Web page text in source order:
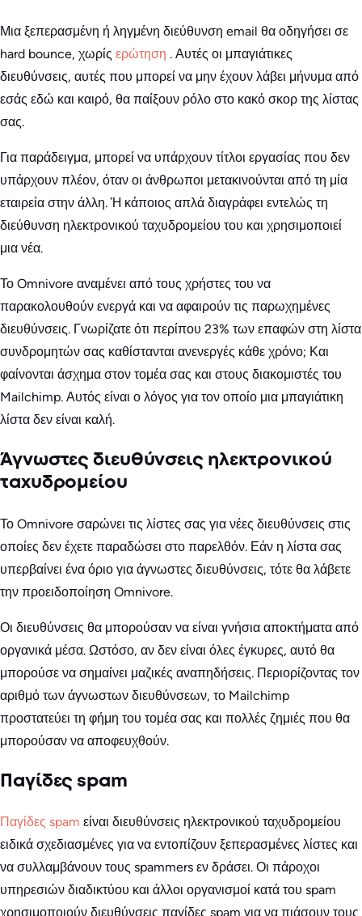
Μια ξεπερασμένη ή ληγμένη διεύθυνση email θα οδηγήσει σε
hard bounce, χωρίς ερώτηση . Αυτές οι μπαγιάτικες
διευθύνσεις, αυτές που μπορεί να μην έχουν λάβει μήνυμα από
εσάς εδώ και καιρό, θα παίξουν ρόλο στο κακό σκορ της λίστας
σας.
Για παράδειγμα, μπορεί να υπάρχουν τίτλοι εργασίας που δεν
υπάρχουν πλέον, όταν οι άνθρωποι μετακινούνται από τη μία
εταιρεία στην άλλη. Ή κάποιος απλά διαγράφει εντελώς τη
διεύθυνση ηλεκτρονικού ταχυδρομείου του και χρησιμοποιεί
μια νέα.
Το Omnivore αναμένει από τους χρήστες του να
παρακολουθούν ενεργά και να αφαιρούν τις παρωχημένες
διευθύνσεις. Γνωρίζατε ότι περίπου 23% των επαφών στη λίστα
συνδρομητών σας καθίστανται ανενεργές κάθε χρόνο; Και
φαίνονται άσχημα στον τομέα σας και στους διακομιστές του
Mailchimp. Αυτός είναι ο λόγος για τον οποίο μια μπαγιάτικη
λίστα δεν είναι καλή.
Άγνωστες διευθύνσεις ηλεκτρονικού
ταχυδρομείου
Το Omnivore σαρώνει τις λίστες σας για νέες διευθύνσεις στις
οποίες δεν έχετε παραδώσει στο παρελθόν. Εάν η λίστα σας
υπερβαίνει ένα όριο για άγνωστες διευθύνσεις, τότε θα λάβετε
την προειδοποίηση Omnivore.
Οι διευθύνσεις θα μπορούσαν να είναι γνήσια αποκτήματα από
οργανικά μέσα. Ωστόσο, αν δεν είναι όλες έγκυρες, αυτό θα
μπορούσε να σημαίνει μαζικές αναπηδήσεις. Περιορίζοντας τον
αριθμό των άγνωστων διευθύνσεων, το Mailchimp
προστατεύει τη φήμη του τομέα σας και πολλές ζημιές που θα
μπορούσαν να αποφευχθούν.
Παγίδες spam
Παγίδες spam είναι διευθύνσεις ηλεκτρονικού ταχυδρομείου
ειδικά σχεδιασμένες για να εντοπίζουν ξεπερασμένες λίστες και
να συλλαμβάνουν τους spammers εν δράσει. Οι πάροχοι
υπηρεσιών διαδικτύου και άλλοι οργανισμοί κατά του spam
χρησιμοποιούν διευθύνσεις παγίδες spam για να πιάσουν τους